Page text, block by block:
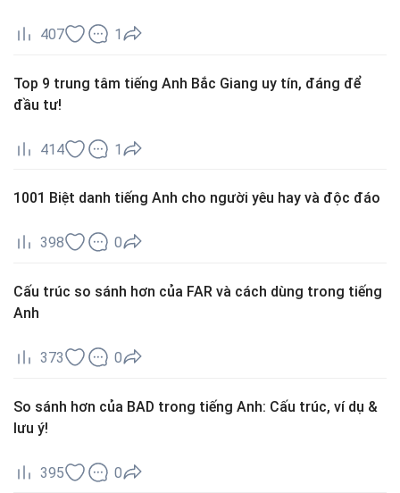
407 1
Top 9 trung tâm tiếng Anh Bắc Giang uy tín, đáng để
đầu tư!
414 1
1001 Biệt danh tiếng Anh cho người yêu hay và độc đáo
398 0
Cấu trúc so sánh hơn của FAR và cách dùng trong tiếng
Anh
373 0
So sánh hơn của BAD trong tiếng Anh: Cấu trúc, ví dụ &
lưu ý!
395 0